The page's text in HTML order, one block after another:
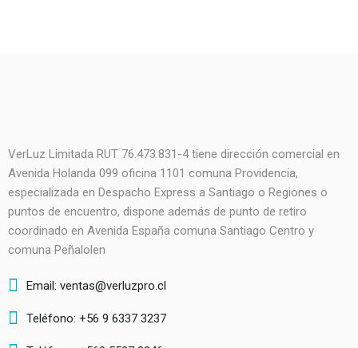
VerLuz Limitada RUT 76.473.831-4 tiene dirección comercial en
Avenida Holanda 099 oficina 1101 comuna Providencia,
especializada en Despacho Express a Santiago o Regiones o
puntos de encuentro, dispone además de punto de retiro
coordinado en Avenida España comuna Santiago Centro y
comuna Peñalolen
Email: ventas@verluzpro.cl
Teléfono: +56 9 6337 3237